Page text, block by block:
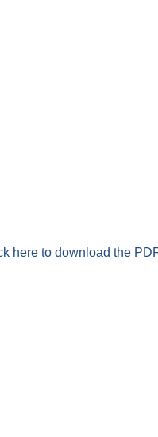
here to download the